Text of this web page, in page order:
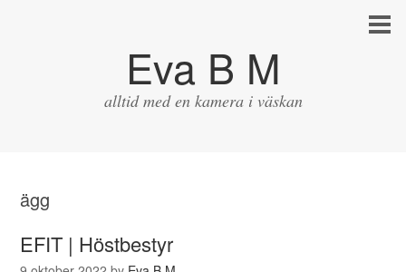
Eva B M
alltid med en kamera i väskan
ägg
EFIT | Höstbestyr